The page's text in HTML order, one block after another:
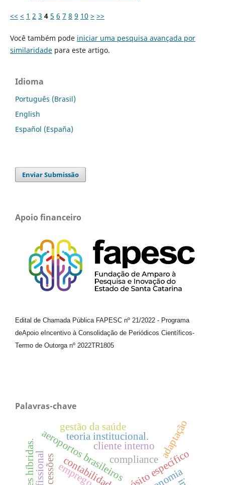
<< < 1 2 3 4 5 6 7 8 9 10 > >>
Você também pode iniciar uma pesquisa avançada por
similaridadepara este artigo.
Idioma
Português (Brasil)
English
Español (España)
Enviar Submissão
Apoio financeiro
Edital de Chamada Pública FAPESC nº 21/2022 - Programa
deApoio e Incentivo à Consolidação de Periódicos Científicos-
Termo de Outorga nº 2022TR1805
Palavras-chave
aeroportos brasileiros
teoria institucional.
compliance adaptação
gestão da saúde
contabilidade
emprego
cliente interno